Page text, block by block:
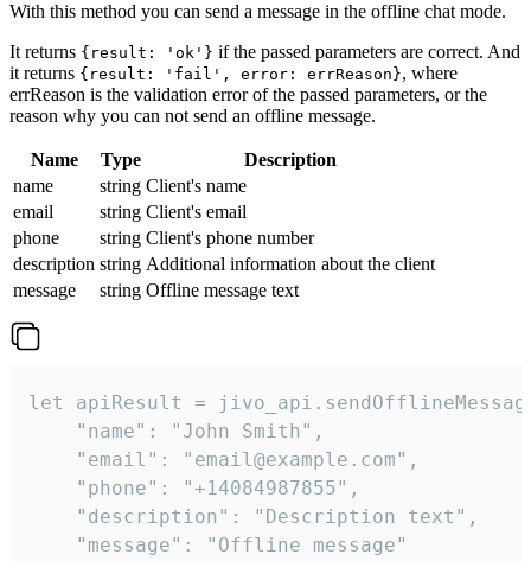
With this method you can send a message in the offline chat mode.
It returns {result: 'ok'} if the passed parameters are correct. And
it returns {result: 'fail', error: errReason}, where
errReason is the validation error of the passed parameters, or the
reason why you can not send an offline message.
Name Type
Description
name
string Client's name
email
string Client's email
phone
string Client's phone number
description string Additional information about the client
message
string Offline message text
let apiResult =
    "name": "John Smith",
    "email": "email@example.com",
    "phone": "+14084987855",
    "description": "Description text",
    "message": "Offline message"